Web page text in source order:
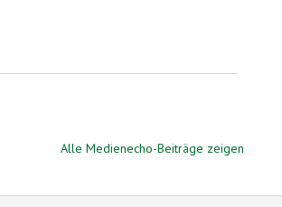
Alle Medienecho-Beiträge zeigen